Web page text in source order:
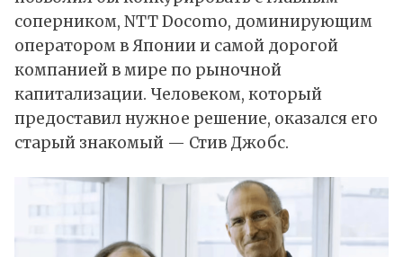
соперником, NTT Docomo, доминирующим
оператором в Японии и самой дорогой
компанией в мире по рыночной
капитализации. Человеком, который
предоставил нужное решение, оказался его
старый знакомый — Стив Джобс.